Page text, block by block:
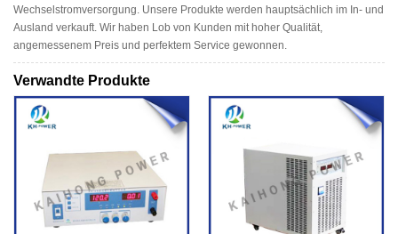
Wechselstromversorgung. Unsere Produkte werden hauptsächlich im In- und
Ausland verkauft. Wir haben Lob von Kunden mit hoher Qualität,
angemessenem Preis und perfektem Service gewonnen.
Verwandte Produkte